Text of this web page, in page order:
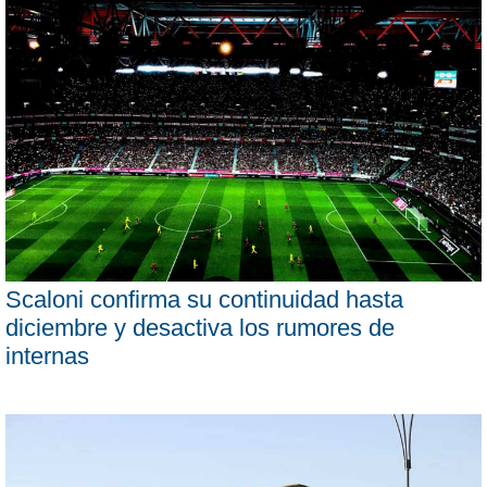
Scaloni confirma su continuidad hasta
diciembre y desactiva los rumores de
internas